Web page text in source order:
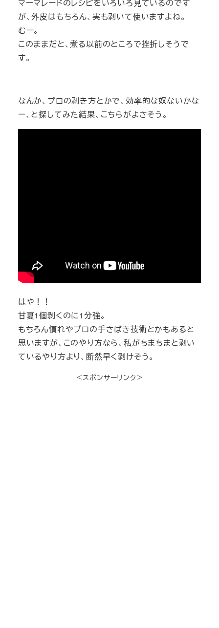
マーマレードのレシピをいろいろ見ているのです
が、外皮はもちろん、実も剥いて使いますよね。
むー。
このままだと、煮る以前のところで挫折しそうで
す。
なんか、プロの剥き方とかで、効率的な奴ないかな
ー、と探してみた結果、こちらがよさそう。
はや！！
甘夏1個剥くのに1分強。
もちろん慣れやプロの手さばき技術とかもあると
思いますが、このやり方なら、私がちまちまと剥い
ているやり方より、断然早く剥けそう。
＜スポンサーリンク＞